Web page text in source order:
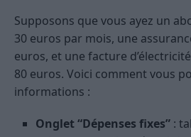
Supposons que vous ayez un
30 euros par mois, une
euros, et une facture
80 euros. Voici comment vous
informations :
Onglet “Dépenses fixes” :